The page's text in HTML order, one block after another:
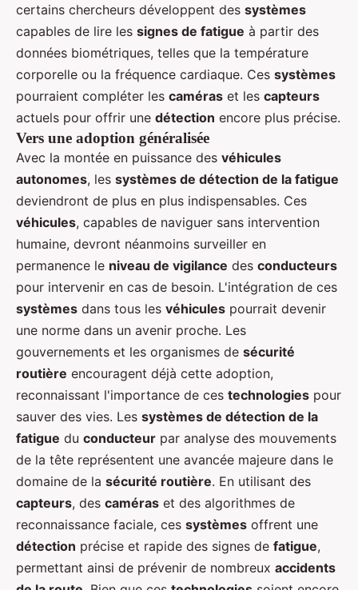
certains chercheurs développent des systèmes
capables de lire les signes de fatigue à partir des
données biométriques, telles que la température
corporelle ou la fréquence cardiaque. Ces systèmes
pourraient compléter les caméras et les capteurs
actuels pour offrir une détection encore plus précise.
Vers une adoption généralisée
Avec la montée en puissance des véhicules
autonomes, les systèmes de détection de la fatigue
deviendront de plus en plus indispensables. Ces
véhicules, capables de naviguer sans intervention
humaine, devront néanmoins surveiller en
permanence le niveau de vigilance des conducteurs
pour intervenir en cas de besoin. L'intégration de ces
systèmes dans tous les véhicules pourrait devenir
une norme dans un avenir proche. Les
gouvernements et les organismes de sécurité
routière encouragent déjà cette adoption,
reconnaissant l'importance de ces technologies pour
sauver des vies. Les systèmes de détection de la
fatigue du conducteur par analyse des mouvements
de la tête représentent une avancée majeure dans le
domaine de la sécurité routière. En utilisant des
capteurs, des caméras et des algorithmes de
reconnaissance faciale, ces systèmes offrent une
détection précise et rapide des signes de fatigue,
permettant ainsi de prévenir de nombreux accidents